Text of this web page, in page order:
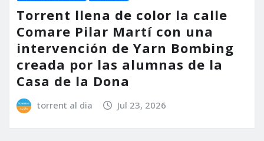
Torrent llena de color la calle
Comare Pilar Martí con una
intervención de Yarn Bombing
creada por las alumnas de la
Casa de la Dona
torrent al dia Jul 23, 2026